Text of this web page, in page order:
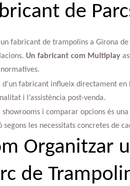
de
fabricant de trampolins a Girona
Un fabricant com Multiplay
d’un fabricant influeix directament
i l’assistència post-venda.
showrooms i comparar opcions és
segons les necessitats concretes de
Organitzar
de